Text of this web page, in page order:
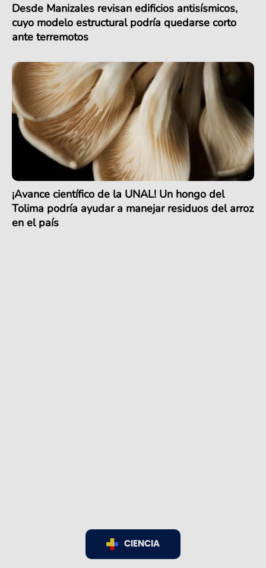
Desde Manizales revisan edificios antisísmicos,
cuyo modelo estructural podría quedarse corto
ante terremotos
¡Avance científico de la UNAL! Un hongo del
Tolima podría ayudar a manejar residuos del arroz
en el país
CIENCIA